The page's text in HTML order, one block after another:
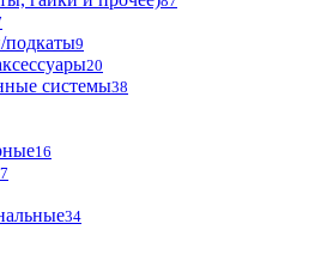
9
20
системы38
16
34